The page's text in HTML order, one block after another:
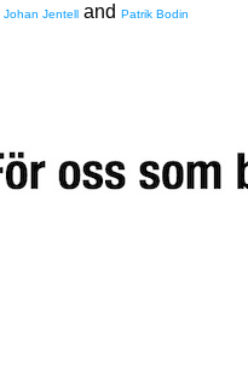
Johan Jentell and Patrik Bodin